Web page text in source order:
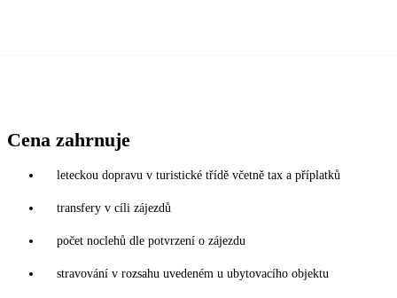
Cena zahrnuje
leteckou dopravu v turistické třídě včetně tax a příplatků
transfery v cíli zájezdů
počet noclehů dle potvrzení o zájezdu
stravování v rozsahu uvedeném u ubytovacího objektu